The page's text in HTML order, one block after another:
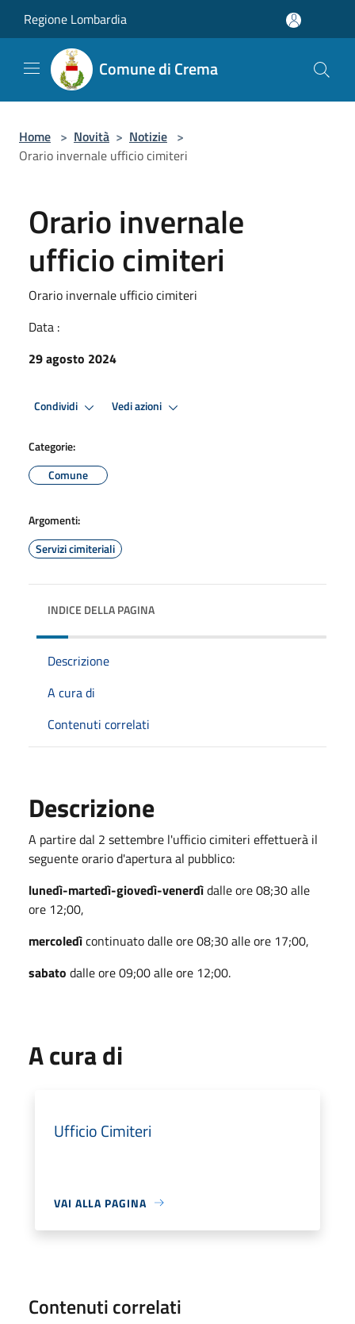
Regione Lombardia
Comune di Crema
Home > Novità > Notizie >
Orario invernale ufficio cimiteri
Orario invernale
ufficio cimiteri
Orario invernale ufficio cimiteri
Data :
29 agosto 2024
Condividi Vedi azioni
Categorie:
Comune
Argomenti:
Servizi cimiteriali
INDICE DELLA PAGINA
Descrizione
A cura di
Contenuti correlati
Descrizione
A partire dal 2 settembre l'ufficio cimiteri effettuerà il
seguente orario d'apertura al pubblico:
lunedì-martedì-giovedì-venerdìdalle ore 08;30 alle
ore 12;00,
mercoledìcontinuato dalle ore 08;30 alle ore 17;00,
sabato dalle ore 09;00 alle ore 12;00.
A cura di
Ufficio Cimiteri
VAI ALLA PAGINA
Contenuti correlati